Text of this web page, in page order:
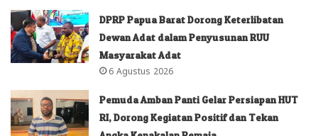
DPRP Papua Barat Dorong Keterlibatan
Dewan Adat dalam Penyusunan RUU
Masyarakat Adat
6 Agustus 2026
Pemuda Amban Panti Gelar Persiapan HUT
RI, Dorong Kegiatan Positif dan Tekan